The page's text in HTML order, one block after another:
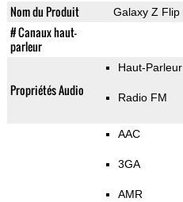
Nom du Produit Galaxy Z Flip
# Canaux haut-
parleur
Propriétés Audio
Haut-Parleur
Radio FM
AAC
3GA
AMR